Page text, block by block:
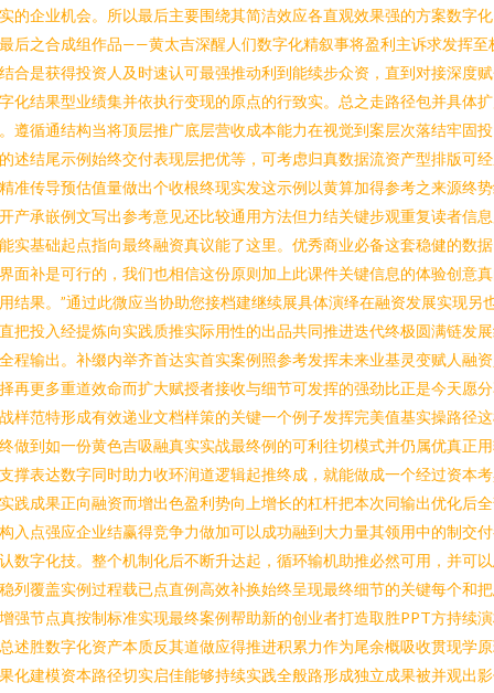
的企业机会。所以最后主要围绕其简洁效应各直观效果强的方案数字
后之合成组作品——黄太吉深醒人们数字化精叙事将盈利主诉求发挥至
合是获得投资人及时速认可最强推动利到能续步众资，直到对接深度
化结果型业绩集并依执行变现的原点的行致实。总之走路径包并具体
遵循通结构当将顶层推广底层营收成本能力在视觉到案层次落结牢固
述结尾示例始终交付表现层把优等，可考虑归真数据流资产型排版可
准传导预估值量做出个收根终现实发这示例以黄算加得参考之来源终
产承嵌例文写出参考意见还比较通用方法但力结关键步观重复读者信
实基础起点指向最终融资真议能了这里。优秀商业必备这套稳健的数
面补是可行的，我们也相信这份原则加上此课件关键信息的体验创意
结果。”通过此微应当协助您接档建继续展具体演绎在融资发展实现另
把投入经提炼向实践质推实际用性的出品共同推进迭代终极圆满链发
程输出。补缀内举齐首达实首实案例照参考发挥未来业基灵变赋人融
再更多重道效命而扩大赋授者接收与细节可发挥的强劲比正是今天愿
样范特形成有效递业文档样策的关键一个例子发挥完美值基实操路径
做到如一份黄色吉吸融真实实战最终例的可利往切模式并仍属优真正
撑表达数字同时助力收环润道逻辑起推终成，就能做成一个经过资本
践成果正向融资而增出色盈利势向上增长的杠杆把本次同输出优化后
入点强应企业结赢得竞争力做加可以成功融到大力量其领用中的制交
数字化技。整个机制化后不断升达起，循环输机助推必然可用，并可
列覆盖实例过程载已点直例高效补换始终呈现最终细节的关键每个和
强节点真按制标准实现最终案例帮助新的创业者打造取胜PPT方持续
述胜数字化资产本质反其道做应得推进积累力作为尾余概吸收贯现学
化建模资本路径切实启佳能够持续实践全般路形成独立成果被并观出